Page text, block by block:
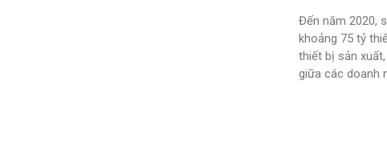
Đến năm 2020,
khoảng 75 tỷ
thiết bị sản
giữa các doanh